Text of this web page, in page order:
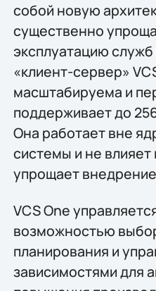
собой новую
существенно
эксплуатацию
«клиент-сервер»
масштабируема и
поддерживает до
Она работает вне
системы и не влияет
упрощает
VCS One
возможностью
планирования и
зависимостями для